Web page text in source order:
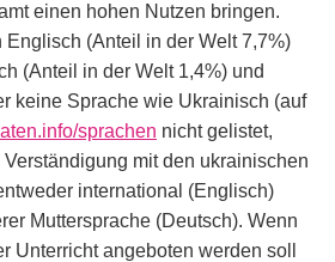
einen hohen Nutzen bringen.
Englisch (Anteil in der Welt 7,7%)
(Anteil in der Welt 1,4%) und
keine Sprache wie Ukrainisch (auf
sprachen nicht gelistet,
mit den ukrainischen
international (Englisch)
Muttersprache (Deutsch). Wenn
Unterricht angeboten werden soll